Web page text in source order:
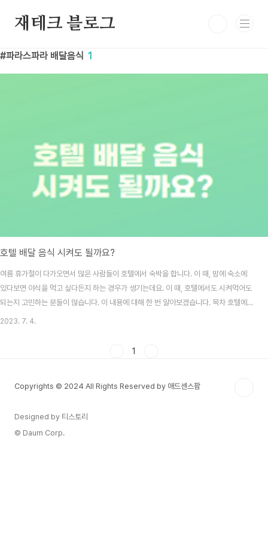
재테크 블로그
파라스파라 배달음식 1
호텔 배달 음식 시켜도 될까요?
여름 휴가철이 다가오면서 많은 사람들이 호텔에서 숙박을 합니다. 이 때, 밤에 숙소에
있다보면 야식을 먹고 싶다든지 하는 경우가 생기는데요. 이 때, 호텔에서도 시켜먹어도
되는지 고민하는 분들이 많습니다. 이 내용에 대해 한 번 알아보겠습니다. 목차 호텔에서
배달 음식 시켜도 될까? 결론부터 말씀드리자면, 대부분은 배달 음식 시켜도 됩니다. 다
모르니 데스크에 미리..
2023. 7. 4.
1
Copyrights © 2024 All Rights Reserved by 애드센스팜
Designed by 티스토리
© Daum Corp.